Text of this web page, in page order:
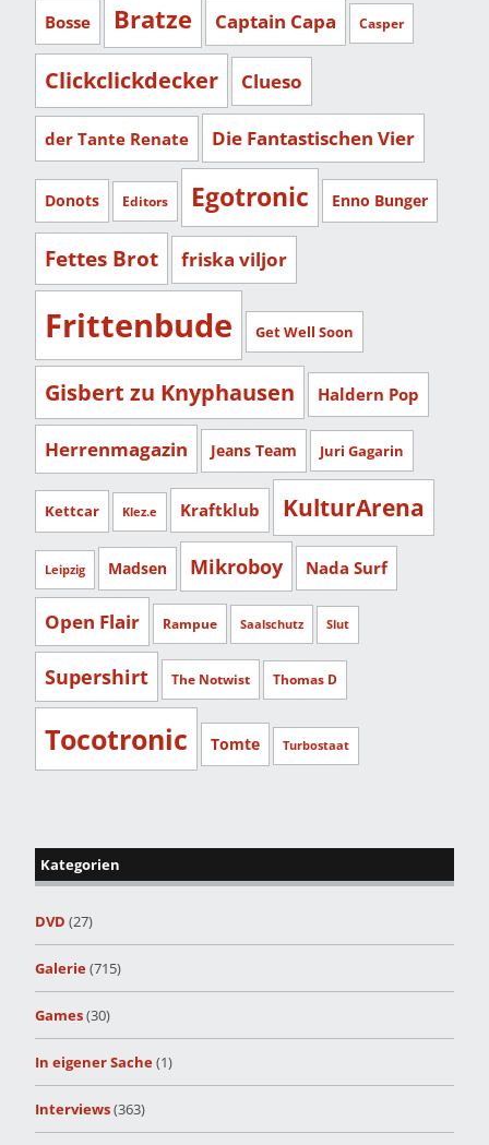
Bosse Bratze Captain Capa Casper
Clickclickdecker Clueso
der Tante Renate Die Fantastischen Vier
Donots Editors Egotronic Enno Bunger
Fettes Brot friska viljor
Frittenbude Get Well Soon
Gisbert zu Knyphausen Haldern Pop
Herrenmagazin Jeans Team Juri Gagarin
Kettcar Klez.e Kraftklub KulturArena
Leipzig Madsen Mikroboy Nada Surf
Open Flair Rampue Saalschutz Slut
Supershirt The Notwist Thomas D
Tocotronic Tomte Turbostaat
Kategorien
DVD (27)
Galerie(715)
Games(30)
In eigener Sache(1)
Interviews(363)